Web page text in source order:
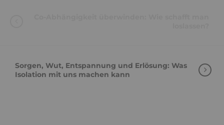
Sorgen, Wut, Entspannung und Erlösung: Was
Isolation mit uns machen kann